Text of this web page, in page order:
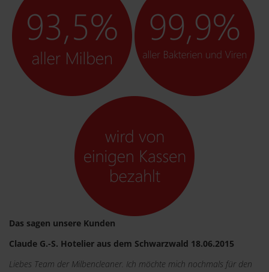
Das sagen unsere Kunden
Claude G.-S. Hotelier aus dem Schwarzwald 18.06.2015
Liebes Team der Milbencleaner. Ich möchte mich nochmals für den